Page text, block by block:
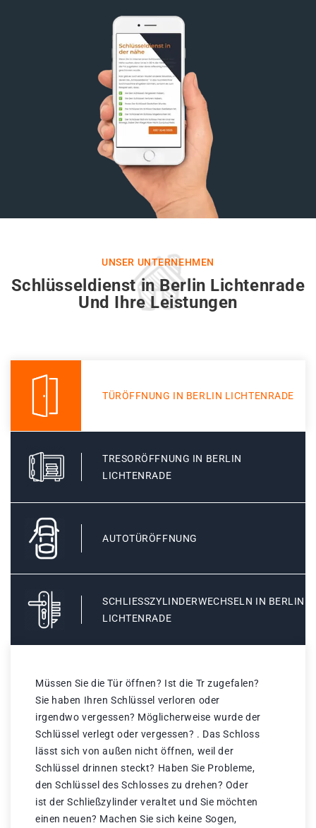
UNSER UNTERNEHMEN
Schlüsseldienst in Berlin Lichtenrade
Und Ihre Leistungen
TÜRÖFFNUNG IN BERLIN LICHTENRADE
TRESORÖFFNUNG IN BERLIN
LICHTENRADE
AUTOTÜRÖFFNUNG
SCHLIESSZYLINDERWECHSELN IN BERLIN L
ICHTENRADE
Müssen Sie die Tür öffnen? Ist die Tr zugefalen?
Sie haben Ihren Schlüssel verloren oder
irgendwo vergessen? Möglicherweise wurde der
Schlüssel verlegt oder vergessen? . Das Schloss
lässt sich von außen nicht öffnen, weil der
Schlüssel drinnen steckt? Haben Sie Probleme,
den Schlüssel des Schlosses zu drehen? Oder
ist der Schließzylinder veraltet und Sie möchten
einen neuen? Machen Sie sich keine Sogen,